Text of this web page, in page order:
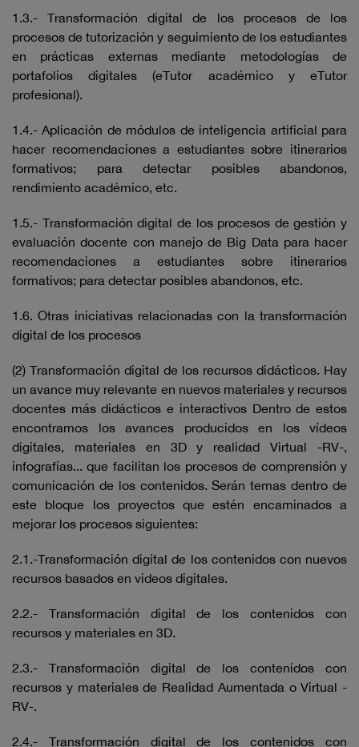
1.3.- Transformación digital de los procesos de los
procesos de tutorización y seguimiento de los estudiantes
en prácticas externas mediante metodologías de
portafolios digitales (eTutor académico y eTutor
profesional).
1.4.- Aplicación de módulos de inteligencia artificial para
hacer recomendaciones a estudiantes sobre itinerarios
formativos; para detectar posibles abandonos,
rendimiento académico, etc.
1.5.- Transformación digital de los procesos de gestión y
evaluación docente con manejo de Big Data para hacer
recomendaciones a estudiantes sobre itinerarios
formativos; para detectar posibles abandonos, etc.
1.6. Otras iniciativas relacionadas con la transformación
digital de los procesos
(2) Transformación digital de los recursos didácticos. Hay
un avance muy relevante en nuevos materiales y recursos
docentes más didácticos e interactivos Dentro de estos
encontramos los avances producidos en los vídeos
digitales, materiales en 3D y realidad Virtual -RV-,
infografías... que facilitan los procesos de comprensión y
comunicación de los contenidos. Serán temas dentro de
este bloque los proyectos que estén encaminados a
mejorar los procesos siguientes:
2.1.-Transformación digital de los contenidos con nuevos
recursos basados en videos digitales.
2.2.- Transformación digital de los contenidos con
recursos y materiales en 3D.
2.3.- Transformación digital de los contenidos con
recursos y materiales de Realidad Aumentada o Virtual -
RV-.
2.4.- Transformación digital de los contenidos con